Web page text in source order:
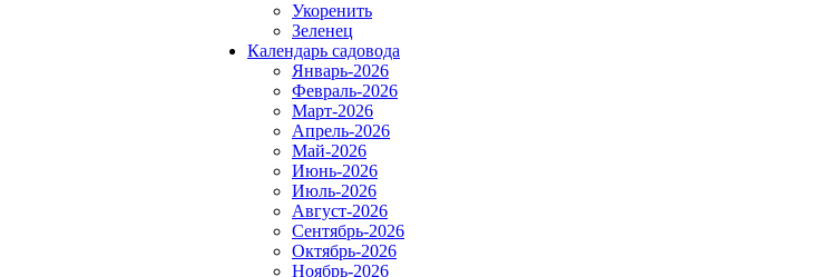
Укоренить
Зеленец
Календарь садовода
Январь-2026
Февраль-2026
Март-2026
Апрель-2026
Май-2026
Июнь-2026
Июль-2026
Август-2026
Сентябрь-2026
Октябрь-2026
Ноябрь-2026